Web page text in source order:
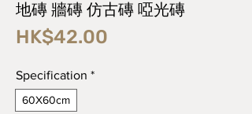
地磚 牆磚 仿古磚 啞光磚
HK$42.00
Specification *
60X60cm